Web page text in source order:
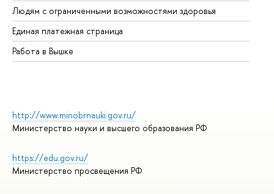
Людям с ограниченными возможностями здоровья
Единая платежная страница
Работа в Вышке
http://www.minobrnauki.gov.ru/
Министерство науки и высшего образования РФ
https://edu.gov.ru/
Министерство просвещения РФ